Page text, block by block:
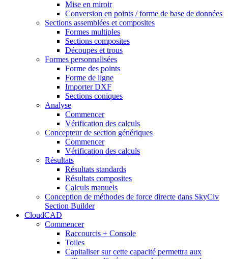
Mise en miroir
Conversion en points / forme de base de données
Sections assemblées et composites
Formes multiples
Sections composites
Découpes et trous
Formes personnalisées
Forme des points
Forme de ligne
Importer DXF
Sections coniques
Analyse
Commencer
Vérification des calculs
Concepteur de section génériques
Commencer
Vérification des calculs
Résultats
Résultats standards
Résultats composites
Calculs manuels
Conception de méthodes de force directe dans SkyCiv
Section Builder
CloudCAD
Commencer
Raccourcis + Console
Toiles
Capitaliser sur cette capacité permettra aux